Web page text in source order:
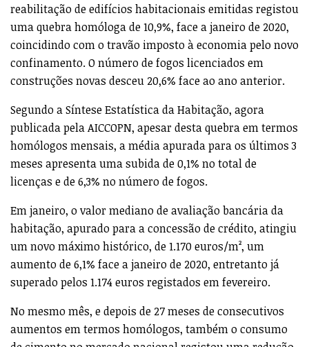
reabilitação de edifícios habitacionais emitidas registou
uma quebra homóloga de 10,9%, face a janeiro de 2020,
coincidindo com o travão imposto à economia pelo novo
confinamento. O número de fogos licenciados em
construções novas desceu 20,6% face ao ano anterior.
Segundo a Síntese Estatística da Habitação, agora
publicada pela AICCOPN, apesar desta quebra em termos
homólogos mensais, a média apurada para os últimos 3
meses apresenta uma subida de 0,1% no total de
licenças e de 6,3% no número de fogos.
Em janeiro, o valor mediano de avaliação bancária da
habitação, apurado para a concessão de crédito, atingiu
um novo máximo histórico, de 1.170 euros/m², um
aumento de 6,1% face a janeiro de 2020, entretanto já
superado pelos 1.174 euros registados em fevereiro.
No mesmo mês, e depois de 27 meses de consecutivos
aumentos em termos homólogos, também o consumo